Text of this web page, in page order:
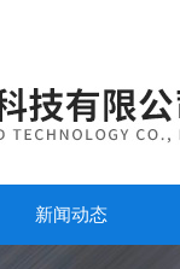
新闻动态